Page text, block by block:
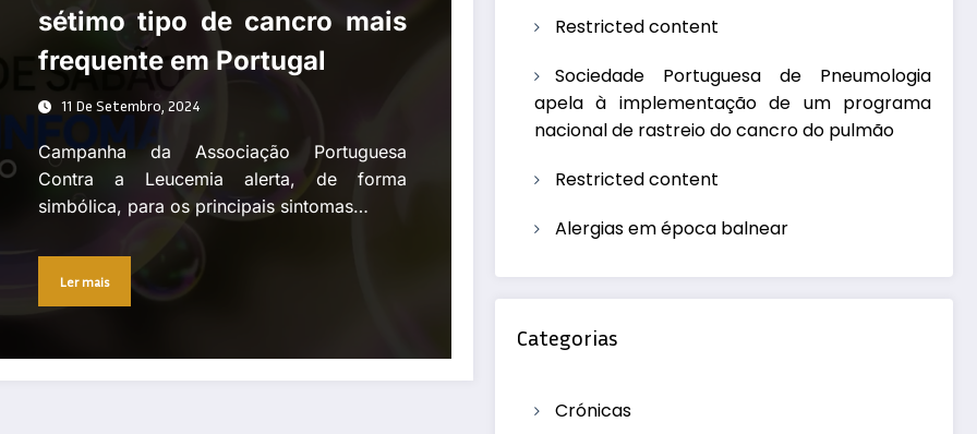
sétimo tipo de cancro mais
frequente em Portugal
11 De Setembro, 2024
Campanha da Associação Portuguesa
Contra a Leucemia alerta, de forma
simbólica, para os principais sintomas…
Ler mais
Restricted content
Sociedade Portuguesa de Pneumologia
apela à implementação de um programa
nacional de rastreio do cancro do pulmão
Restricted content
Alergias em época balnear
Categorias
Crónicas